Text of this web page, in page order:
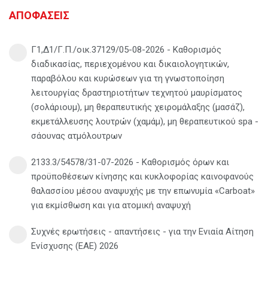
ΑΠΟΦΑΣΕΙΣ
Γ1,Δ1/Γ.Π./οικ.37129/05-08-2026 - Καθορισμός
διαδικασίας, περιεχομένου και δικαιολογητικών,
παραβόλου και κυρώσεων για τη γνωστοποίηση
λειτουργίας δραστηριοτήτων τεχνητού μαυρίσματος
(σολάριουμ), μη θεραπευτικής χειρομάλαξης (μασάζ),
εκμετάλλευσης λουτρών (χαμάμ), μη θεραπευτικού spa -
σάουνας ατμόλουτρων
2133.3/54578/31-07-2026 - Καθορισμός όρων και
προϋποθέσεων κίνησης και κυκλοφορίας καινοφανούς
θαλασσίου μέσου αναψυχής με την επωνυμία «Carboat»
για εκμίσθωση και για ατομική αναψυχή
Συχνές ερωτήσεις - απαντήσεις - για την Ενιαία Αίτηση
Ενίσχυσης (ΕΑΕ) 2026